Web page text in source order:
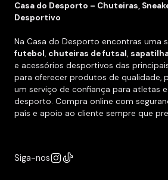
Casa do Desporto – Chuteiras,
Desportivo
Na Casa do Desporto encontras uma
futebol, chuteiras de futsal,
e acessórios desportivos das
para oferecer produtos de qualidade,
um serviço de confiança para atletas
desporto. Compra online com
país e apoio ao cliente sempre que
Siga-nos